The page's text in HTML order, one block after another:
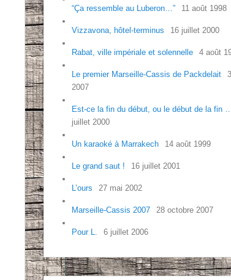
“Ça ressemble au Luberon…” 11 août 1998
Vizzavona, hôtel-terminus 16 juillet 2000
Rabat, ville impériale et solennelle 4 août
Le premier Marseille-Cassis de Packdelait
2007
Est-ce la fin du début, ou le début de la fin
juillet 2000
Un karaoké à Marrakech 14 août 1999
Le grand saut ! 16 juillet 2001
L’ours 27 mai 2002
Marseille-Cassis 2007 28 octobre 2007
Pour L. 6 juillet 2006